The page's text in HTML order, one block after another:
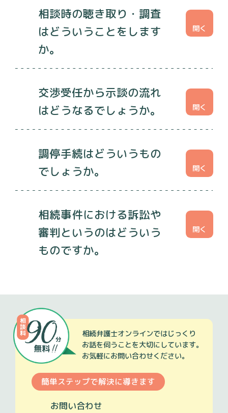
相談時の聴き取り・調査
はどういうことをします
か。
交渉受任から示談の流れ
はどうなるでしょうか。
調停手続はどういうもの
でしょうか。
相続事件における訴訟や
審判というのはどういう
ものですか。
相続弁護士オンラインではじっくり
お話を伺うことを大切にしています。
お気軽にお問い合わせください。
簡単ステップで解決に導きます
お問い合わせ